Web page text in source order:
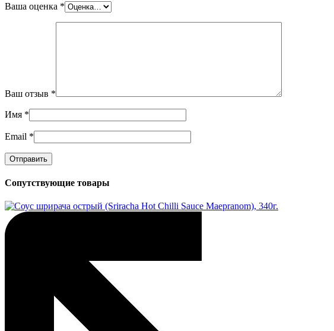
Ваша оценка *
Ваш отзыв *
Имя *
Email *
Сопутствующие товары